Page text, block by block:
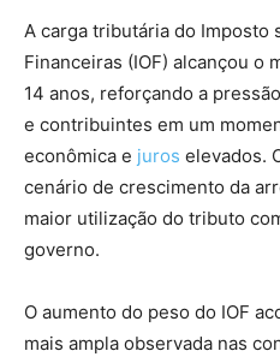
A carga tributária do Imposto
Financeiras (IOF) alcançou o
14 anos, reforçando a
e contribuintes em um
econômica e juros elevados.
cenário de crescimento da
maior utilização do tributo
governo.
O aumento do peso do IOF
mais ampla observada nas